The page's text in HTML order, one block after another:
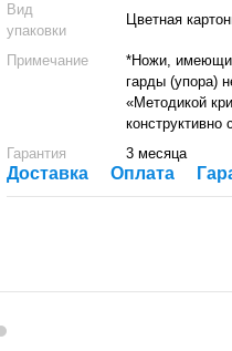
Вид
упаковки
Цветная
Примечание
*Ножи,
гарды (упора)
«Методикой
Гарантия
3 месяца
Доставка Оплата